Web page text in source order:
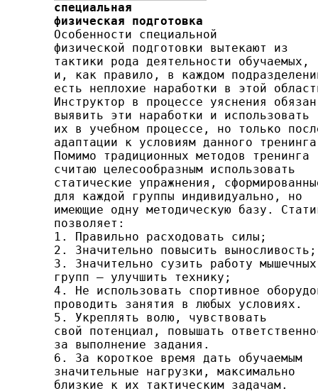
специальная
физическая подготовка
Особенности специальной
физической подготовки вы­текают из
тактики рода деятельности обучаемых,
и, как пра­вило, в каждом
есть неплохие наработки в этой
Инструктор в процессе уяснения обязан
выя­вить эти наработки и использовать
их в учебном процессе, но только
адаптации к условиям данного
Помимо традиционных методов тренинга
считаю целесо­образным использовать
статические упражнения,
для каждой группы индивидуально, но
имеющие одну методическую базу.
позволяет:
1. Правильно расходовать силы;
2. Значительно повысить выносливость;
3. Значительно сузить работу мышечных
групп — улуч­шить технику;
4. Не использовать спортивное
проводить занятия в любых условиях.
5. Укреплять волю, чувствовать
свой потенциал, повы­шать
за выполнение задания.
6. За короткое время дать обучаемым
значительные на­грузки, максимально